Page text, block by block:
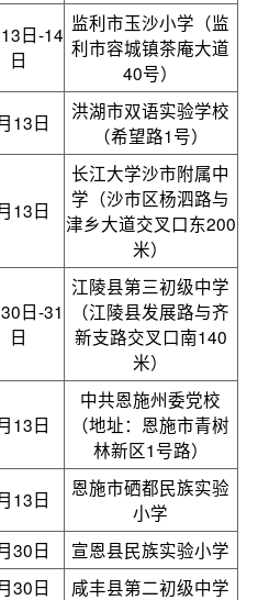
日-14
日
监利市玉沙小学（监
利市容城镇茶庵大道
40号）
13日
洪湖市双语实验学校
（希望路1号）
13日
长江大学沙市附属中
学（沙市区杨泗路与
津乡大道交叉口东200
米）
日-31
日
江陵县第三初级中学
（江陵县发展路与齐
新支路交叉口南140
米）
13日
中共恩施州委党校
（地址：恩施市青树
林新区1号路）
13日
恩施市硒都民族实验
小学
30日
宣恩县民族实验小学
30日
咸丰县第二初级中学